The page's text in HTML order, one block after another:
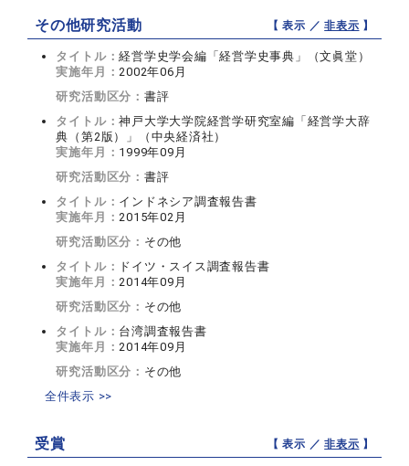
その他研究活動 【 表示 ／非表示 】
タイトル：経営学史学会編「経営学史事典」（文眞堂）
実施年月： 2002年06月
研究活動区分： 書評
タイトル：神戸大学大学院経営学研究室編「経営学大辞
典（第2版）」（中央経済社）
実施年月： 1999年09月
研究活動区分： 書評
タイトル： インドネシア調査報告書
実施年月： 2015年02月
研究活動区分： その他
タイトル： ドイツ・スイス調査報告書
実施年月： 2014年09月
研究活動区分： その他
タイトル： 台湾調査報告書
実施年月： 2014年09月
研究活動区分： その他
全件表示 >>
受賞 【 表示 ／非表示 】